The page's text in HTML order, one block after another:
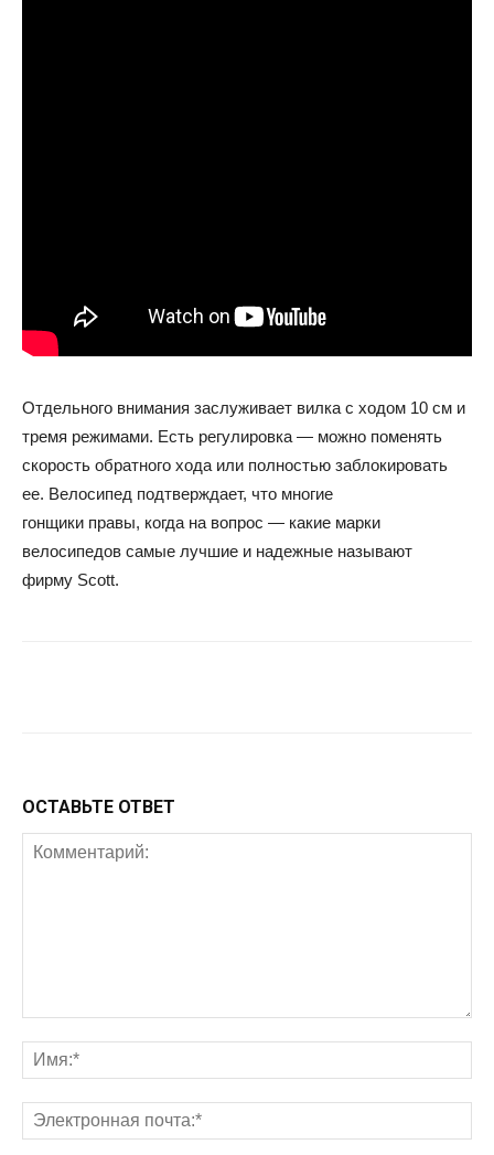
Отдельного внимания заслуживает вилка с ходом 10 см и
тремя режимами. Есть регулировка — можно поменять
скорость обратного хода или полностью заблокировать
ее. Велосипед подтверждает, что многие
гонщики правы, когда на вопрос — какие марки
велосипедов самые лучшие и надежные называют
фирму Scott.
ОСТАВЬТЕ ОТВЕТ